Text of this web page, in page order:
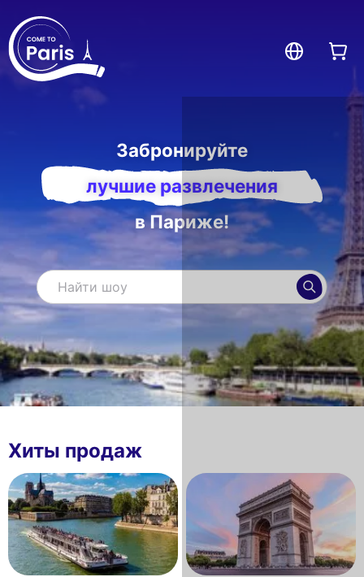
Забронируйте
лучшие развлечения
в Париже!
ПоискНайти дея
Хиты продаж